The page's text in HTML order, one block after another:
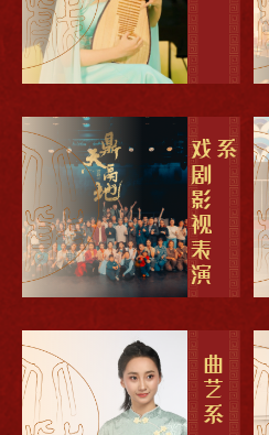
戏
剧
影
视
表
演 系
曲艺系